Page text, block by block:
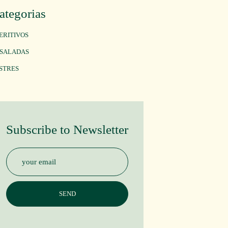
Subscribe to Newsletter